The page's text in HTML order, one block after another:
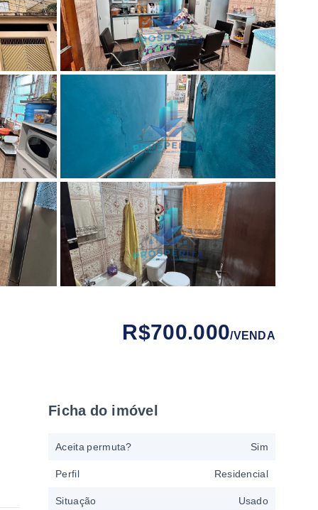
R$700.000/VENDA
Ficha do imóvel
Aceita permuta? Sim
Perfil Residencial
Situação Usado